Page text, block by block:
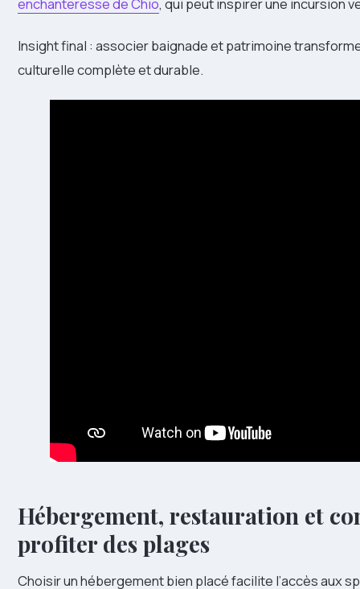
Insight final : associer baignade et patrimoine
culturelle complète et durable.
Hébergement, restauration et
profiter des plages
Choisir un hébergement bien placé facilite l’accès aux